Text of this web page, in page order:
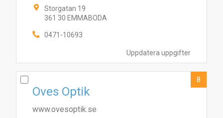
Uppdatera uppgifter
Storgatan 19
361 30 EMMABODA
0471-10693
Oves Optik
www.ovesoptik.se
8